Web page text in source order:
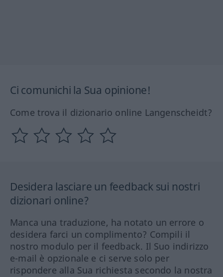
Ci comunichi la Sua opinione!
Come trova il dizionario online Langenscheidt?
Desidera lasciare un feedback sui nostri
dizionari online?
Manca una traduzione, ha notato un errore o
desidera farci un complimento? Compili il
nostro modulo per il feedback. Il Suo indirizzo
e-mail è opzionale e ci serve solo per
rispondere alla Sua richiesta secondo la nostra